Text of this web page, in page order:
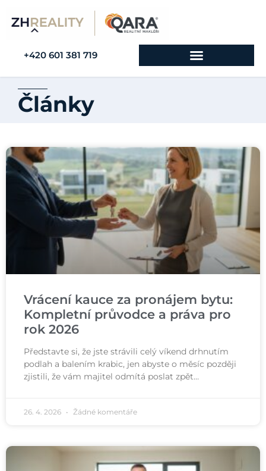
+420 601 381 719
Články
Vrácení kauce za pronájem bytu:
Kompletní průvodce a práva pro
rok 2026
Představte si, že jste strávili celý víkend drhnutím
podlah a balením krabic, jen abyste o měsíc později
zjistili, že vám majitel odmítá poslat zpět…
26. 4. 2026 Žádné komentáře